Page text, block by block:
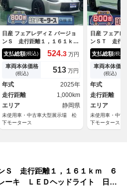
日産 フェアレディＺ バージョ
ンＳ 走行距離１，１６１ｋ
ｍ ６ＭＴ エマージェンシー
ブレーキ ＬＥＤヘッドライ
ト 日産コネクトナビ Ｂモニ
ター ＥＴＣ２．０ ＲＡＹＳ
製１９インチ鍛造ＡＷ ３連サ
ブメーター ＭＴシンクロレブ
コントロール
支払総額(税込) 524.3 万円
車両本体価格
(税込) 513 万円
年式
2025年
走行距離
1,000km
エリア
静岡県
未使用車・中古車大型展示場 松
下モータース
日産 フェアレ
ンＳＴ 走行
９ＡＴ 内装
Ｓ製マフラ
クモニター
ッドランプ
ド レイズ製
ブメーター
ートヒーター
支払総額(税込)
車両本体価格
(税込)
年式
走行距離
エリア
未使用車・中
下モータース
Ｓ 走行距離１，１６１ｋｍ ６
ーキ ＬＥＤヘッドライト 日産